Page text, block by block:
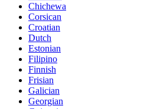
Chichewa
Corsican
Croatian
Dutch
Estonian
Filipino
Finnish
Frisian
Galician
Georgian